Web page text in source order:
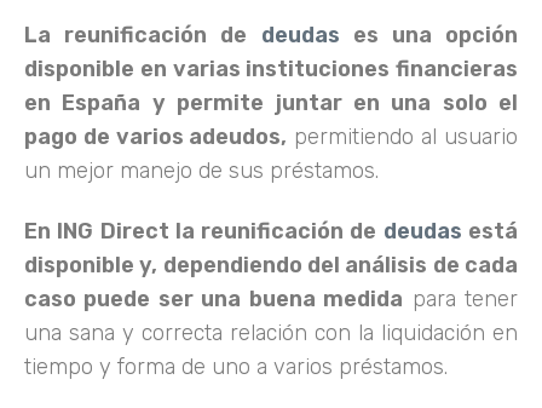
La reunificación de deudas es una opción
disponible en varias instituciones financieras
en España y permite juntar en una solo el
pago de varios adeudos, permitiendo al usuario
un mejor manejo de sus préstamos.
En ING Direct la reunificación de deudas está
disponible y, dependiendo del análisis de cada
caso puede ser una buena medida para tener
una sana y correcta relación con la liquidación en
tiempo y forma de uno a varios préstamos.